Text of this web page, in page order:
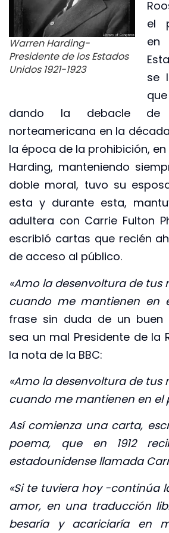
Warren Harding-
Presidente de los Estados
Unidos 1921-1923
el
en
se
dando la debacle de
norteamericana en la
la época de la prohibición, en
Harding, manteniendo
doble moral, tuvo su
esta y durante esta,
adultera con Carrie Fulton
escribió cartas que recién
de acceso al público.
«Amo la desenvoltura de tus
cuando me mantienen en
frase sin duda de un buen
sea un mal Presidente de la
la nota de la BBC:
«Amo la desenvoltura de tus
cuando me mantienen en el
Así comienza una carta,
poema, que en 1912
estadounidense llamada
«Si te tuviera hoy -continúa
amor, en una traducción
besaría y acariciaría en